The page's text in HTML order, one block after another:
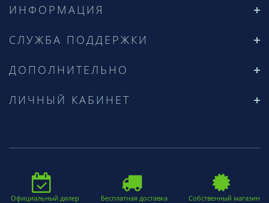
ИНФОРМАЦИЯ
СЛУЖБА ПОДДЕРЖКИ
ДОПОЛНИТЕЛЬНО
ЛИЧНЫЙ КАБИНЕТ
Официальный дилер
Бесплатная доставка
Собственный магазин